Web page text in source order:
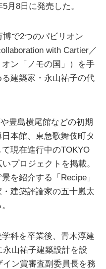
月8日に発売した。
で2つのパビリオン
with Cartier／
ン「ノモの国」）を手
建築家・永山祐子の代
豊島横尾館などの初期
本館、東急歌舞伎町タ
現在進行中のTOKYO
プロジェクトを掲載。
を紹介する「Recipe」
建築評論家の五十嵐太
科を卒業後、青木淳建
山祐子建築設計を設
ン賞審査副委員長を務